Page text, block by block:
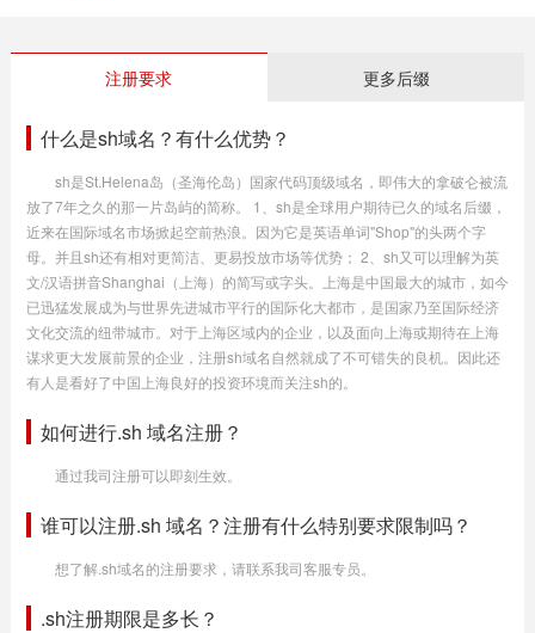
注册要求 更多后缀
什么是sh域名？有什么优势？
sh是St.Helena岛（圣海伦岛）国家代码顶级域名，即伟大的拿破仑被流
放了7年之久的那一片岛屿的简称。 1、sh是全球用户期待已久的域名后缀，
近来在国际域名市场掀起空前热浪。因为它是英语单词"Shop"的头两个字
母。并且sh还有相对更简洁、更易投放市场等优势； 2、sh又可以理解为英
文/汉语拼音Shanghai（上海）的简写或字头。上海是中国最大的城市，如今
已迅猛发展成为与世界先进城市平行的国际化大都市，是国家乃至国际经济
文化交流的纽带城市。对于上海区域内的企业，以及面向上海或期待在上海
谋求更大发展前景的企业，注册sh域名自然就成了不可错失的良机。因此还
有人是看好了中国上海良好的投资环境而关注sh的。
如何进行.sh 域名注册？
通过我司注册可以即刻生效。
谁可以注册.sh 域名？注册有什么特别要求限制吗？
想了解.sh域名的注册要求，请联系我司客服专员。
.sh注册期限是多长？